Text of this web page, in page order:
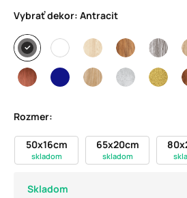
Vybrať dekor: Antracit
Rozmer:
50x16cm
skladom
65x20cm
skladom
Skladom